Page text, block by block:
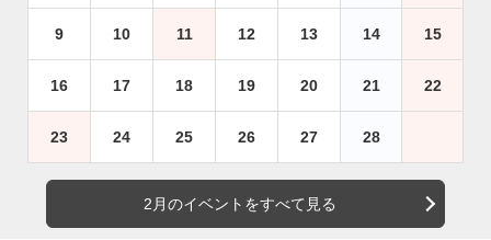
9 10 11 12 13 14 15
16 17 18 19 20 21 22
23 24 25 26 27 28
2月のイベントをすべて見る